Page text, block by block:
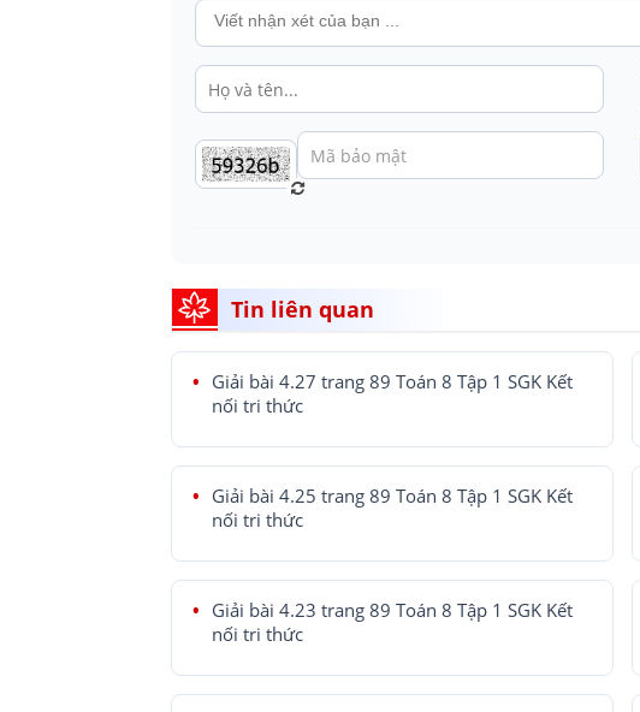
Tin liên quan
Giải bài 4.27 trang 89 Toán 8 Tập 1 SGK Kết
nối tri thức
Giải bài 4.25 trang 89 Toán 8 Tập 1 SGK Kết
nối tri thức
Giải bài 4.23 trang 89 Toán 8 Tập 1 SGK Kết
nối tri thức